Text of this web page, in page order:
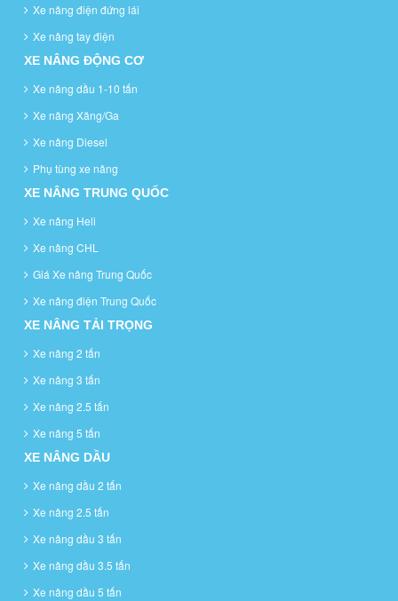
Xe nâng điện đứng lái
Xe nâng tay điện
XE NÂNG ĐỘNG CƠ
Xe nâng dầu 1-10 tấn
Xe nâng Xăng/Ga
Xe nâng Diesel
Phụ tùng xe nâng
XE NÂNG TRUNG QUỐC
Xe nâng Heli
Xe nâng CHL
Giá Xe nâng Trung Quốc
Xe nâng điện Trung Quốc
XE NÂNG TẢI TRỌNG
Xe nâng 2 tấn
Xe nâng 3 tấn
Xe nâng 2.5 tấn
Xe nâng 5 tấn
XE NÂNG DẦU
Xe nâng dầu 2 tấn
Xe nâng 2.5 tấn
Xe nâng dầu 3 tấn
Xe nâng dầu 3.5 tấn
Xe nâng dầu 5 tấn